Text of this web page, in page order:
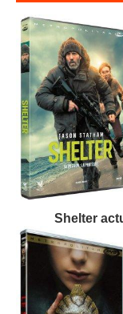
Shelter